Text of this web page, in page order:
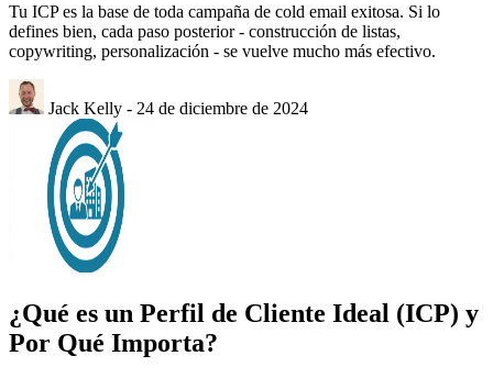
Tu ICP es la base de toda campaña de cold email exitosa. Si lo
defines bien, cada paso posterior - construcción de listas,
copywriting, personalización - se vuelve mucho más efectivo.
Jack Kelly - 24 de diciembre de 2024
¿Qué es un Perfil de Cliente Ideal (ICP) y
Por Qué Importa?